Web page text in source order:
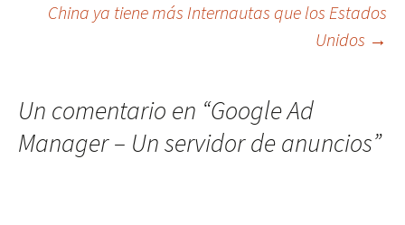
China ya tiene más Internautas que los Estados
Unidos →
Un comentario en “Google Ad
Manager – Un servidor de anuncios”